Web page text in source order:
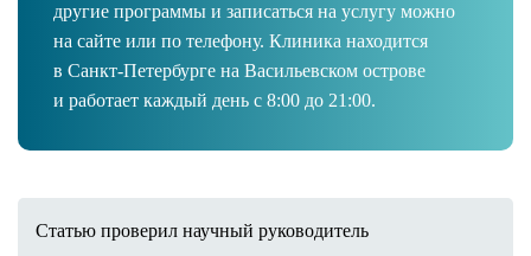
другие программы и записаться на услугу можно
на сайте или по телефону. Клиника находится
в Санкт-Петербурге на Васильевском острове
и работает каждый день с 8:00 до 21:00.
Статью проверил научный руководитель